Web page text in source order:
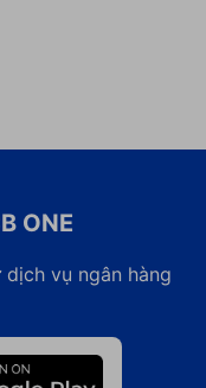
ONE
vụ ngân hàng